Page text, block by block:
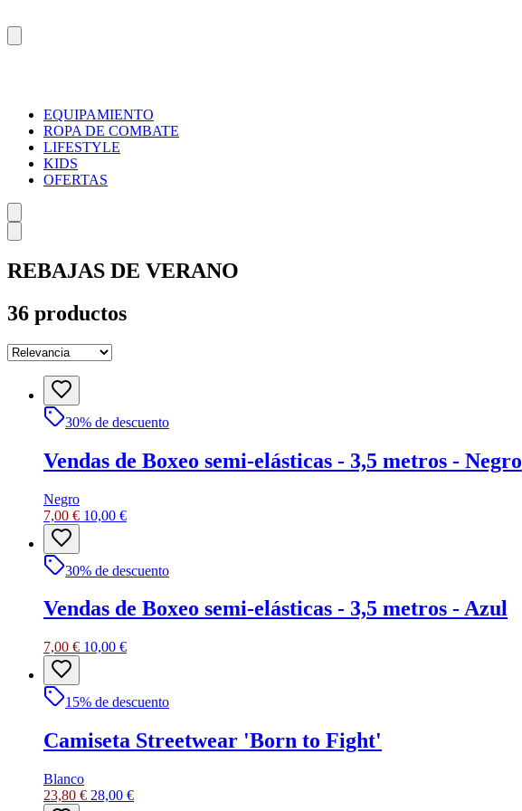
EQUIPAMIENTO
ROPA DE COMBATE
LIFESTYLE
KIDS
OFERTAS
REBAJAS DE VERANO
36 productos
30% de descuento
Vendas de Boxeo semi-elásticas - 3,5 metros - Negro
Negro
7,00 € 10,00 €
30% de descuento
Vendas de Boxeo semi-elásticas - 3,5 metros - Azul
7,00 € 10,00 €
15% de descuento
Camiseta Streetwear 'Born to Fight'
Blanco
23,80 € 28,00 €